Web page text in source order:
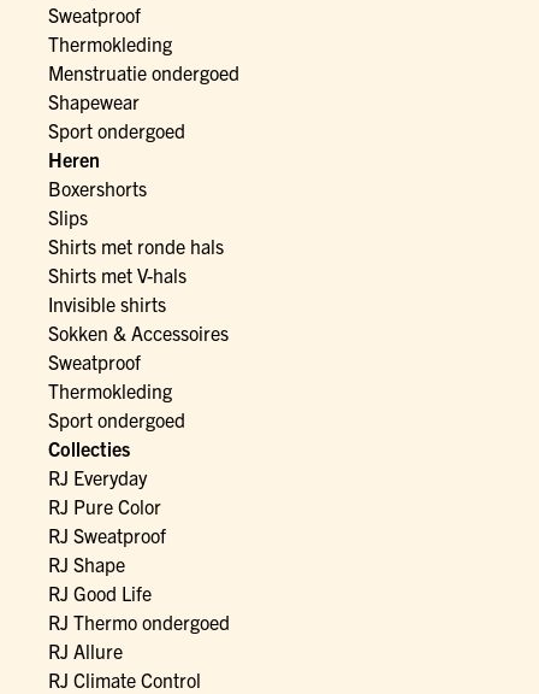
Sweatproof
Thermokleding
Menstruatie ondergoed
Shapewear
Sport ondergoed
Heren
Boxershorts
Slips
Shirts met ronde hals
Shirts met V-hals
Invisible shirts
Sokken & Accessoires
Sweatproof
Thermokleding
Sport ondergoed
Collecties
RJ Everyday
RJ Pure Color
RJ Sweatproof
RJ Shape
RJ Good Life
RJ Thermo ondergoed
RJ Allure
RJ Climate Control